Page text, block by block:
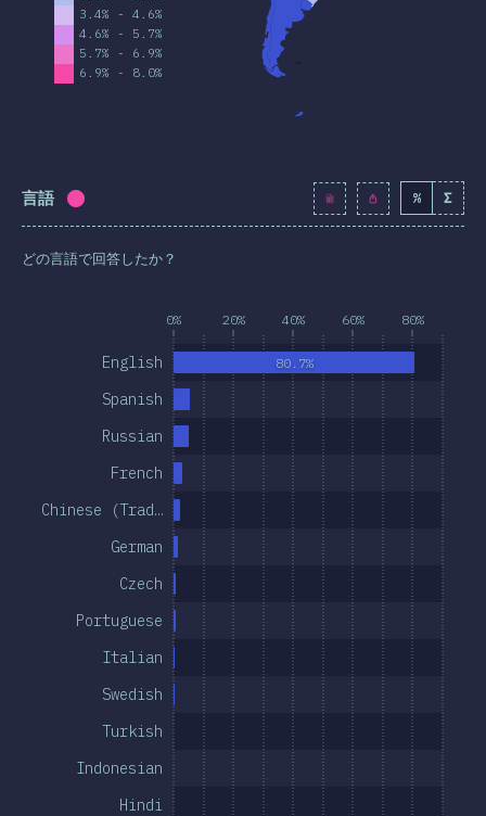
ース
言語 回答記入率： % Σ
どの言語で回答したか？
0% 20% 40% 60% 80%
Hindi
Indonesian
Turkish
Swedish
Italian
Portuguese
Czech
German
Chinese (Trad…
French
Russian
Spanish
English 80.7%